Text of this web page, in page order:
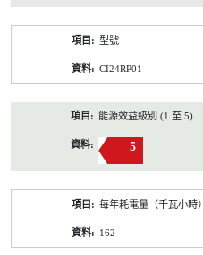
型號
CI24RP01
能源效益級別 (1 至 5)
5
每年耗電量（千瓦小時）
162